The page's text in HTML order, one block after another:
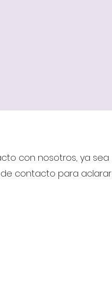
con nosotros, ya sea
de contacto para aclarar